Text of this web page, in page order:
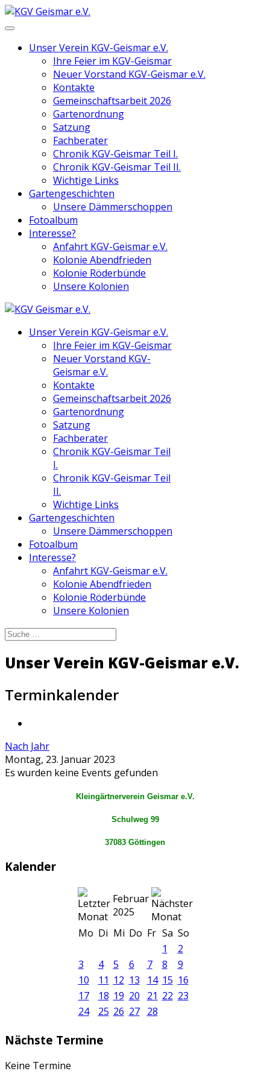
Unser Verein KGV-Geismar e.V.
Ihre Feier im KGV-Geismar
Neuer Vorstand KGV-Geismar e.V.
Kontakte
Gemeinschaftsarbeit 2026
Gartenordnung
Satzung
Fachberater
Chronik KGV-Geismar Teil I.
Chronik KGV-Geismar Teil II.
Wichtige Links
Gartengeschichten
Unsere Dämmerschoppen
Fotoalbum
Interesse?
Anfahrt KGV-Geismar e.V.
Kolonie Abendfrieden
Kolonie Röderbünde
Unsere Kolonien
Unser Verein KGV-Geismar e.V.
Ihre Feier im KGV-Geismar
Neuer Vorstand KGV-
Geismar e.V.
Kontakte
Gemeinschaftsarbeit 2026
Gartenordnung
Satzung
Fachberater
Chronik KGV-Geismar Teil
I.
Chronik KGV-Geismar Teil
II.
Wichtige Links
Gartengeschichten
Unsere Dämmerschoppen
Fotoalbum
Interesse?
Anfahrt KGV-Geismar e.V.
Kolonie Abendfrieden
Kolonie Röderbünde
Unsere Kolonien
Unser Verein KGV-Geismar e.V.
Terminkalender
Nach Jahr
Montag, 23. Januar 2023
Es wurden keine Events gefunden
Kleingärtnerverein Geismar e.V.
Schulweg 99
37083 Göttingen
Kalender
Februar
2025
Mo Di Mi Do Fr Sa So
1
2
3
4 5 6 7 8
9
10
11 12 13 14 15 16
17
18 19 20 21 22 23
24
25 26 27 28
Nächste Termine
Keine Termine